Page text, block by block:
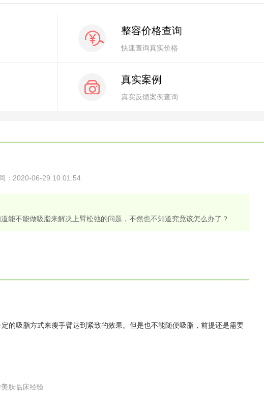
整容价格查询
快速查询真实价格
真实案例
真实反馈案例查询
：2020-06-29 10:01:54
能不能做吸脂来解决上臂松弛的问题，不然也不知道究竟该怎么办了？
吸脂方式来瘦手臂达到紧致的效果。但是也不能随便吸脂，前提还是需要
肤临床经验